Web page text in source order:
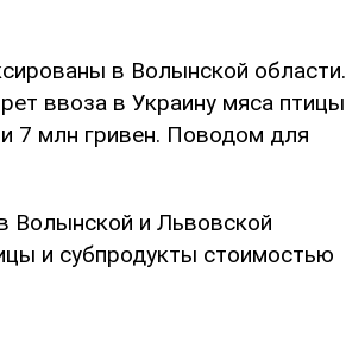
в Волынской области.
ввоза в Украину мяса птицы
7 млн гривен. Поводом для
Волынской и Львовской
и субпродукты стоимостью